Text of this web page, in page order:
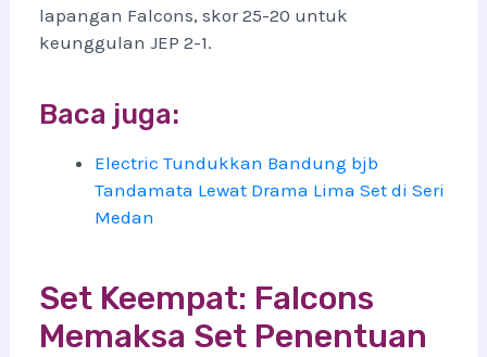
lapangan Falcons, skor 25-20 untuk
keunggulan JEP 2-1.
Baca juga:
Electric Tundukkan Bandung bjb
Tandamata Lewat Drama Lima Set di Seri
Medan
Set Keempat: Falcons
Memaksa Set Penentuan